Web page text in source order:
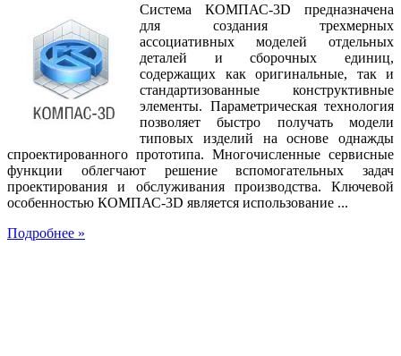
Система КОМПАС-3D предназначена
для создания трехмерных
ассоциативных моделей отдельных
деталей и сборочных единиц,
содержащих как оригинальные, так и
стандартизованные конструктивные
элементы. Параметрическая технология
позволяет быстро получать модели
типовых изделий на основе однажды
спроектированного прототипа. Многочисленные сервисные
функции облегчают решение вспомогательных задач
проектирования и обслуживания производства. Ключевой
особенностью КОМПАС-3D является использование ...
Подробнее »